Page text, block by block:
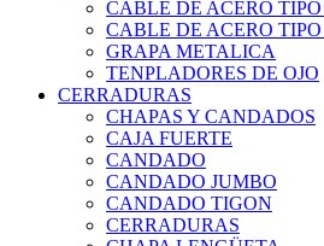
CABLE DE ACERO
CABLE DE ACERO
GRAPA METALICA
TENPLADORES DE OJO
CERRADURAS
CHAPAS Y CANDADOS
CAJA FUERTE
CANDADO
CANDADO JUMBO
CANDADO TIGON
CERRADURAS